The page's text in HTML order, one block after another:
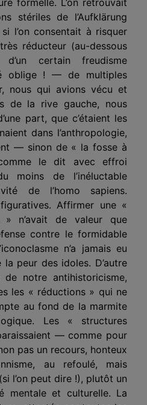
stériles de l’Aufklärung
l’on consentait à risquer
réducteur (au-dessous
certain freudisme
oblige ! — de multiples
nous qui avions vécu et
de la rive gauche, nous
part, que c’étaient les
dans l’anthropologie,
— sinon de « la fosse à
le dit avec effroi
moins de l’inéluctable
de l’homo sapiens.
Affirmer une «
» n’avait de valeur que
contre le formidable
n’a jamais eu
la peur des idoles. D’autre
notre antihistoricisme,
les « réductions » qui ne
au fond de la marmite
Les « structures
— comme pour
pas un recours, honteux
au refoulé, mais
l’on peut dire !), plutôt un
mentale et culturelle. La